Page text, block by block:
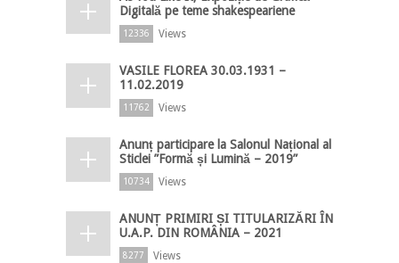
Digitală pe teme shakespeariene
12336 Views
VASILE FLOREA 30.03.1931 –
11.02.2019
11762 Views
Anunț participare la Salonul Național al
Sticlei ”Formă și Lumină – 2019”
10734 Views
ANUNȚ PRIMIRI ȘI TITULARIZĂRI ÎN
U.A.P. DIN ROMÂNIA – 2021
8277 Views